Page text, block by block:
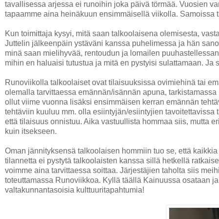
tavallisessa arjessa ei runoihin joka päivä törmää. Vuosien
tapaamme aina heinäkuun ensimmäisellä viikolla.
Kun toimittaja kysyi, mitä saan talkoolaisena olemisesta,
Juttelin jälkeenpäin ystäväni kanssa puhelimessa ja hän
minä saan mielihyvää, rentoudun ja lomailen
mihin en haluaisi tutustua ja mitä en pystyisi sulattamaan. Ja
Runoviikolla talkoolaiset ovat tilaisuuksissa ovimiehinä tai
olemalla tarvittaessa emännän/isännän apuna,
ollut viime vuonna lisäksi ensimmäisen kerran emännän
tehtäviin kuuluu mm. olla esiintyjän/esiintyjien
että tilaisuus onnistuu. Aika vastuullista hommaa siis, mutta
kuin itsekseen.
Oman jännityksensä talkoolaisen hommiin tuo se, että
tilannetta ei pystytä talkoolaisten kanssa sillä hetkellä
voimme aina tarvittaessa soittaa. Järjestäjien taholta siis
toteuttamassa Runoviikkoa. Kyllä täällä Kainuussa osataan
valtakunnantasoisia kulttuuritapahtumia!